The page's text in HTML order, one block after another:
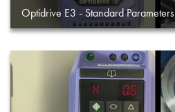
Optidrive E3 - Standard Parameters